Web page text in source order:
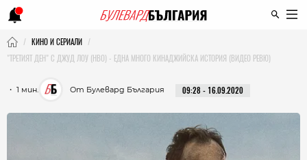
КИНО И СЕРИАЛИ
"ТРЕТИЯТ ДЕН" С ДЖУД ЛОУ (HBO) - ЕДНА МНОГО КИНАДЖИЙСКА ИСТОРИЯ (ВИДЕО РЕВЮ)
・ 1 мин. От Булевард България 09:28 - 16.09.2020